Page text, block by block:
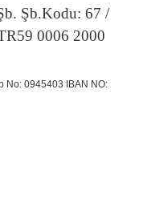
Şb.Kodu: 67 /
0006 2000
No: 0945403 IBAN NO: